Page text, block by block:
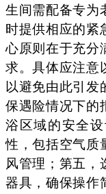
生间需配备专为
时提供相应的紧
心原则在于充分
求。具体应注意
以避免由此引发
保遇险情况下的
浴区域的安全
性，包括空气质
风管理；第五，
器具，确保操作